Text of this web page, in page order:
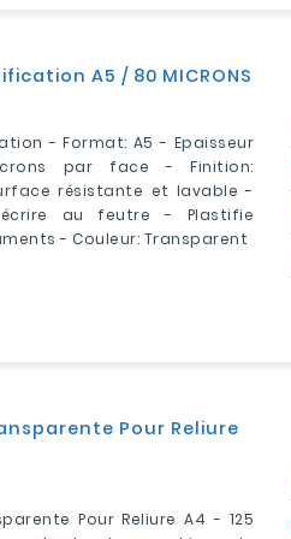
A5 / 80 MICRONS
- Format: A5 - Epaisseur
par face - Finition:
résistante et lavable -
au feutre - Plastifie
- Couleur: Transparent
Pour Reliure
Pour Reliure A4 - 125